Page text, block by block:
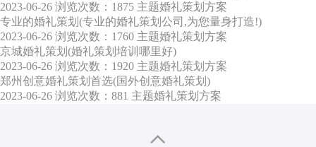
2023-06-26 浏览次数：1875 主题婚礼策划方案
专业的婚礼策划(专业的婚礼策划公司,为您量身打造!)
2023-06-26 浏览次数：1760 主题婚礼策划方案
京城婚礼策划(婚礼策划培训哪里好)
2023-06-26 浏览次数：1920 主题婚礼策划方案
郑州创意婚礼策划首选(国外创意婚礼策划)
2023-06-26 浏览次数：881 主题婚礼策划方案